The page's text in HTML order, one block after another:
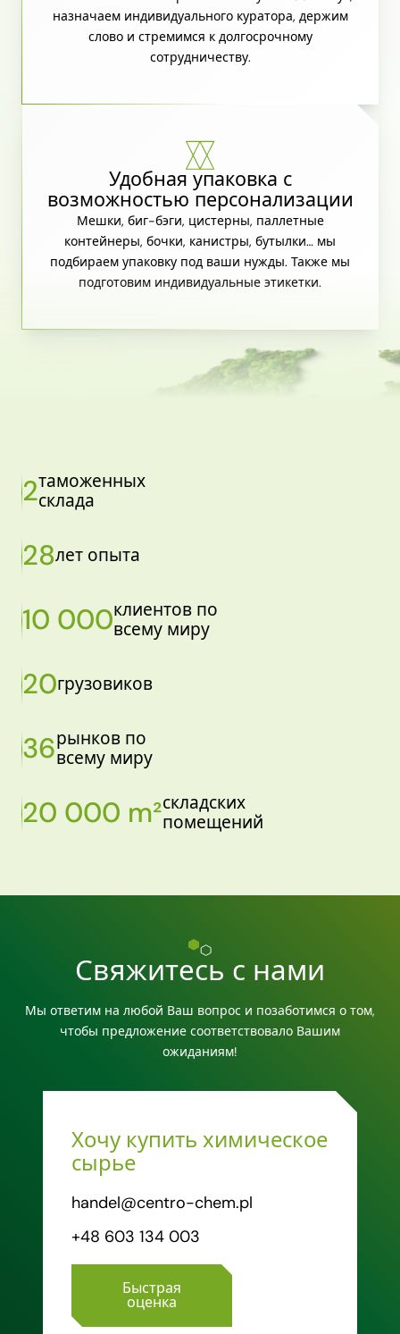
назначаем индивидуального куратора, держим
слово и стремимся к долгосрочному
сотрудничеству.
Удобная упаковка с
возможностью персонализации
Мешки, биг-бэги, цистерны, паллетные
контейнеры, бочки, канистры, бутылки… мы
подбираем упаковку под ваши нужды. Также мы
подготовим индивидуальные этикетки.
2таможенных
склада
28лет опыта
10 000клиентов по
всему миру
20грузовиков
36рынков по
всему миру
20 000 m²складских
помещений
Свяжитесь с нами
Мы ответим на любой Ваш вопрос и позаботимся о том,
чтобы предложение соответствовало Вашим
ожиданиям!
Хочу купить химическое
сырье
handel@centro-chem.pl
+48 603 134 003
Быстрая
оценка